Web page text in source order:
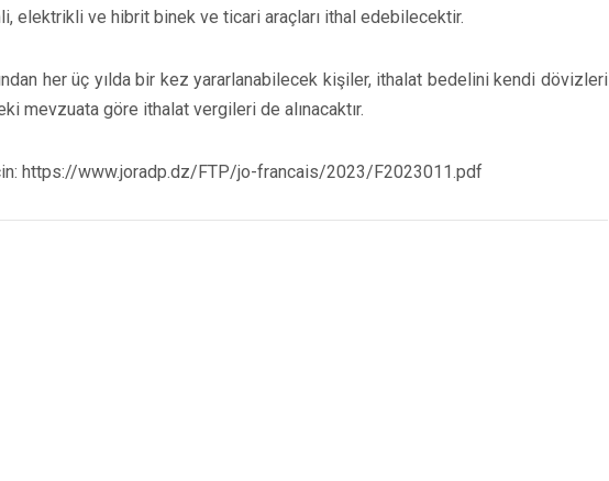
elektrikli ve hibrit binek ve ticari araçları ithal edebilecektir.
her üç yılda bir kez yararlanabilecek kişiler, ithalat bedelini kendi dövizleri
mevzuata göre ithalat vergileri de alınacaktır.
https://www.joradp.dz/FTP/jo-francais/2023/F2023011.pdf